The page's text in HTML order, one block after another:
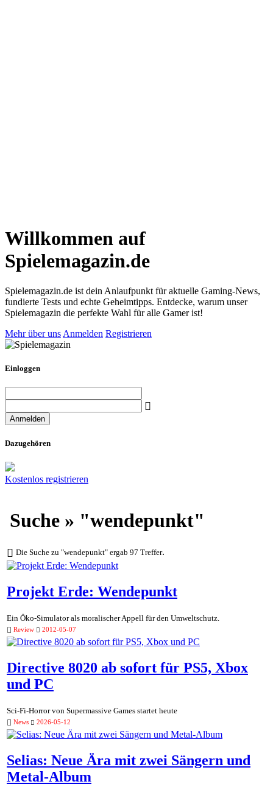
Willkommen auf
Spielemagazin.de
Spielemagazin.de ist dein Anlaufpunkt für aktuelle Gaming-News,
fundierte Tests und echte Geheimtipps. Entdecke, warum unser
Spielemagazin die perfekte Wahl für alle Gamer ist!
Mehr über uns Anmelden Registrieren
Einloggen
Dazugehören
Kostenlos registrieren
Suche » "wendepunkt"
Die Suche zu "wendepunkt" ergab 97 Treffer.
Projekt Erde: Wendepunkt
Ein Öko-Simulator als moralischer Appell für den Umweltschutz.
Review 2012-05-07
Directive 8020 ab sofort für PS5, Xbox
und PC
Sci-Fi-Horror von Supermassive Games startet heute
News 2026-05-12
Selias: Neue Ära mit zwei Sängern und
Metal-Album